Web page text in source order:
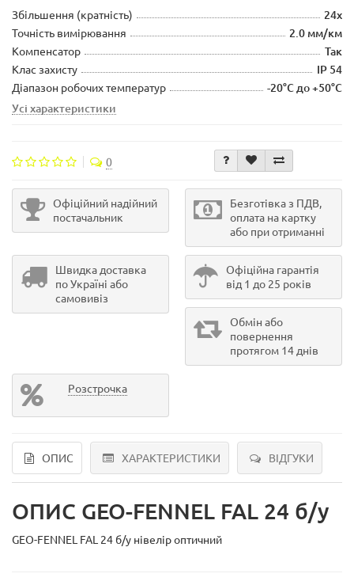
Збільшення (кратність) 24x
Точність вимірювання 2.0 мм/км
Компенсатор Так
Клас захисту IP 54
Діапазон робочих температур
-20°C до +50°C
Усі характеристики
0
Офіційний надійний
постачальник
Безготівка з ПДВ,
оплата на картку
або при отриманні
Швидка доставка
по Україні або
самовивіз
Офіційна гарантія
від 1 до 25 років
Обмін або
повернення
протягом 14 днів
Розстрочка
ОПИС ХАРАКТЕРИСТИКИ ВІДГУКИ
ОПИС GEO-FENNEL FAL 24 б/у
GEO-FENNEL FAL 24 б/у нівелір оптичний